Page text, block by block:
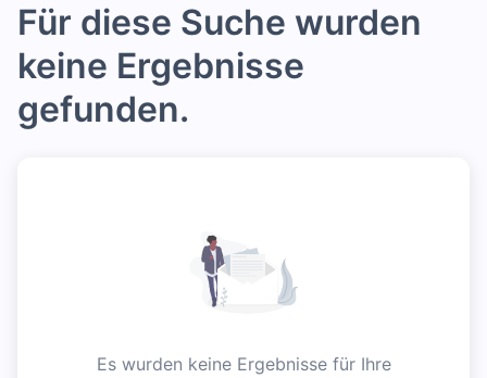
Für diese Suche wurden
keine Ergebnisse
gefunden.
Es wurden keine Ergebnisse für Ihre